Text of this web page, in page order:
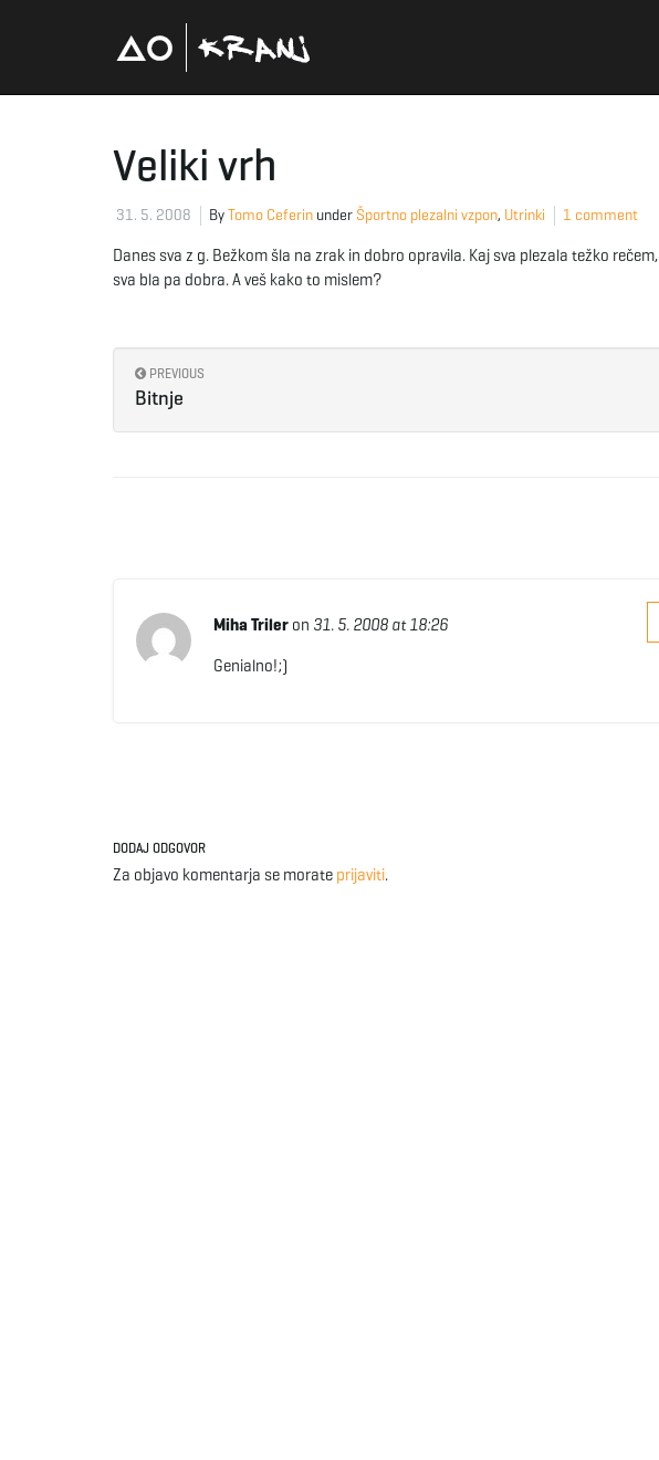
Veliki vrh
31. 5. 2008 ByTomo Ceferin under Športno plezalni vzpon, Utrinki 1 comment
Danes sva z g. Bežkom šla na zrak in dobro opravila. Kaj sva plezala težko
sva bla pa dobra. A veš kako to mislem?
PREVIOUS
Bitnje
Miha Trileron 31. 5. 2008 at 18:26
Genialno!;)
DODAJ ODGOVOR
Za objavo komentarja se morate prijaviti.